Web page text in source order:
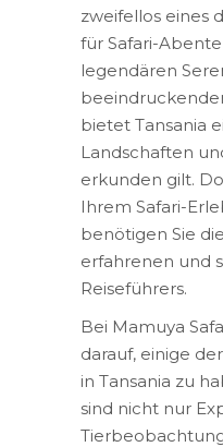
zweifellos eines
für Safari-
legendären
bietet Tansania
Landschaften
erkunden gilt.
Ihrem Safari-
benötigen Sie
erfahrenen und
Reiseführers.
Bei Mamuya
darauf, einige
in Tansania zu
sind nicht nur